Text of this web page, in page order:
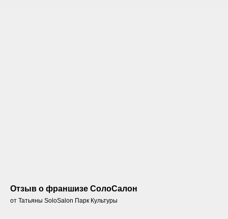
Отзыв о франшизе СолоСалон
от Татьяны SoloSalon Парк Культуры